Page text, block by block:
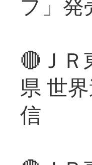
🔴ＪＲ
県 世
信